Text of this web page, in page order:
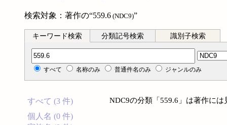
検索対象：著作の“559.6 (NDC9)”
キーワード検索 分類記号検索 識別子検索
分類記号検索
すべて 名称のみ 普通件名のみ ジャンルのみ
すべて (3 件)
個人名 (0 件)
NDC9の分類「559.6」は著作に